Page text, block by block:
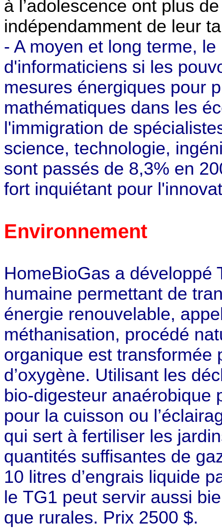
à l’adolescence ont plus
indépendamment de leur
- A moyen et long terme,
d'informaticiens si les
mesures énergiques pour
mathématiques dans les
l'immigration de
science, technologie,
sont passés de 8,3% en
fort inquiétant pour
Environnement
HomeBioGas a développé
humaine permettant de
énergie renouvelable,
méthanisation, procédé
organique est transformée
d’oxygène. Utilisant les
bio-digesteur anaérobique
pour la cuisson ou
qui sert à fertiliser les
quantités suffisantes de
10 litres d’engrais liquide
le TG1 peut servir aussi
que rurales. Prix 2500 $.